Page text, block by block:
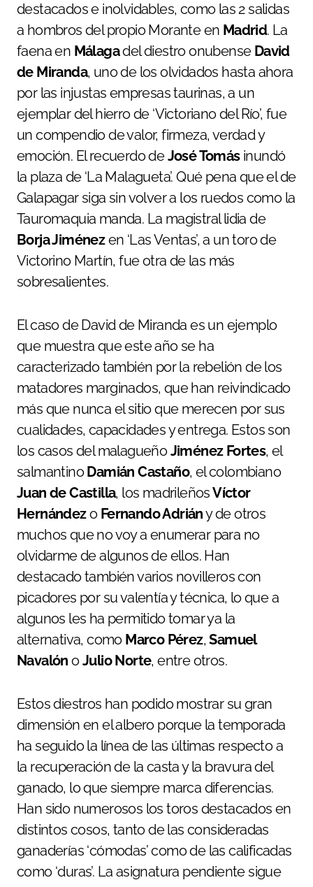
destacados e inolvidables, como las 2 salidas
a hombros del propio Morante en Madrid. La
faena en Málagadel diestro onubense David
de Miranda, uno de los olvidados hasta ahora
por las injustas empresas taurinas, a un
ejemplar del hierro de ‘Victoriano del Río’, fue
un compendio de valor, firmeza, verdad y
emoción. El recuerdo deJosé Tomásinundó
la plaza de ‘La Malagueta’. Qué pena que el de
Galapagar siga sin volver a los ruedos como la
Tauromaquia manda. La magistral lidia de
Borja Jiménezen ‘Las Ventas’, a un toro de
Victorino Martín, fue otra de las más
sobresalientes.
El caso de David de Miranda es un ejemplo
que muestra que este año se ha
caracterizado también por la rebelión de los
matadores marginados, que han reivindicado
más que nunca el sitio que merecen por sus
cualidades, capacidades y entrega. Estos son
los casos del malagueñoJiménez Fortes, el
salmantinoDamián Castaño, el colombiano
Juan de Castilla, los madrileñosVíctor
Hernándezo Fernando Adriány de otros
muchos que no voy a enumerar para no
olvidarme de algunos de ellos. Han
destacado también varios novilleros con
picadores por su valentía y técnica, lo que a
algunos les ha permitido tomar ya la
alternativa, comoMarco Pérez,Samuel
Navalón oJulio Norte, entre otros.
Estos diestros han podido mostrar su gran
dimensión en el albero porque la temporada
ha seguido la línea de las últimas respecto a
la recuperación de la casta y la bravura del
ganado, lo que siempre marca diferencias.
Han sido numerosos los toros destacados en
distintos cosos, tanto de las consideradas
ganaderías ‘cómodas’ como de las calificadas
como ‘duras’. La asignatura pendiente sigue